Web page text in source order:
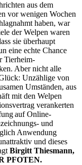
aus dem
vor wenigen Wochen
haben, war
der Welpen waren
sie überhaupt
eine echte Chance
Tierheim-
Aber nicht alle
Unzählige von
Umständen, aus
mit den Welpen
verankerten
auf Online-
und
Anwendung
und dieses
Birgitt Thiesmann,
PFOTEN.